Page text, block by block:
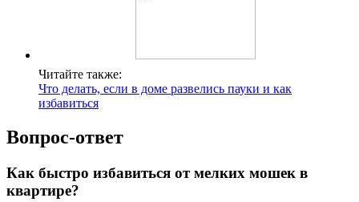
Читайте также:
Что делать, если в доме развелись пауки и как
избавиться
Вопрос-ответ
Как быстро избавиться от мелких мошек в
квартире?